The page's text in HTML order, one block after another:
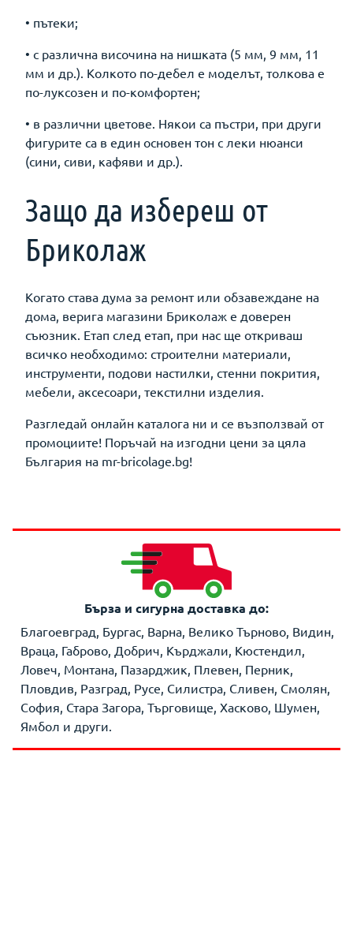
• пътеки;
• с различна височина на нишката (5 мм, 9 мм, 11
мм и др.). Колкото по-дебел е моделът, толкова е
по-луксозен и по-комфортен;
• в различни цветове. Някои са пъстри, при други
фигурите са в един основен тон с леки нюанси
(сини, сиви, кафяви и др.).
Защо да избереш от
Бриколаж
Когато става дума за ремонт или обзавеждане на
дома, верига магазини Бриколаж е доверен
съюзник. Етап след етап, при нас ще откриваш
всичко необходимо: строителни материали,
инструменти, подови настилки, стенни покрития,
мебели, аксесоари, текстилни изделия.
Разгледай онлайн каталога ни и се възползвай от
промоциите! Поръчай на изгодни цени за цяла
България на mr-bricolage.bg!
Бърза и сигурна доставка до:
Благоевград, Бургас, Варна, Велико Търново, Видин,
Враца, Габрово, Добрич, Кърджали, Кюстендил,
Ловеч, Монтана, Пазарджик, Плевен, Перник,
Пловдив, Разград, Русе, Силистра, Сливен, Смолян,
София, Стара Загора, Търговище, Хасково, Шумен,
Ямбол и други.